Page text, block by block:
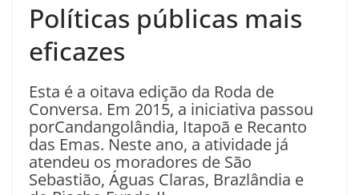
Políticas públicas mais
eficazes
Esta é a oitava edição da Roda de
Conversa. Em 2015, a iniciativa passou
porCandangolândia, Itapoã e Recanto
das Emas. Neste ano, a atividade já
atendeu os moradores de São
Sebastião, Águas Claras, Brazlândia e